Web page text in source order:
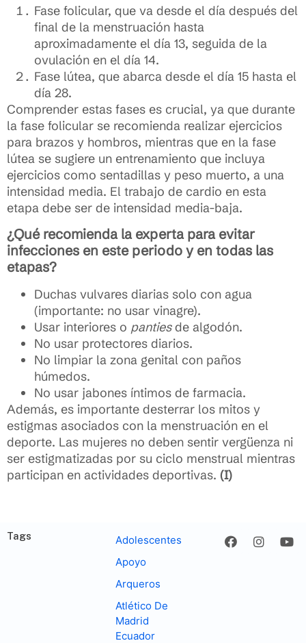
Fase folicular, que va desde el día después del
final de la menstruación hasta
aproximadamente el día 13, seguida de la
ovulación en el día 14.
Fase lútea, que abarca desde el día 15 hasta el
día 28.
Comprender estas fases es crucial, ya que durante
la fase folicular se recomienda realizar ejercicios
para brazos y hombros, mientras que en la fase
lútea se sugiere un entrenamiento que incluya
ejercicios como sentadillas y peso muerto, a una
intensidad media. El trabajo de cardio en esta
etapa debe ser de intensidad media-baja.
¿Qué recomienda la experta para evitar
infecciones en este periodo y en todas las
etapas?
Duchas vulvares diarias solo con agua
(importante: no usar vinagre).
Usar interiores o pantiesde algodón.
No usar protectores diarios.
No limpiar la zona genital con paños
húmedos.
No usar jabones íntimos de farmacia.
Además, es importante desterrar los mitos y
estigmas asociados con la menstruación en el
deporte. Las mujeres no deben sentir vergüenza ni
ser estigmatizadas por su ciclo menstrual mientras
participan en actividades deportivas. (I)
Tags
Adolescentes
Apoyo
Arqueros
Atlético De
Madrid
Ecuador